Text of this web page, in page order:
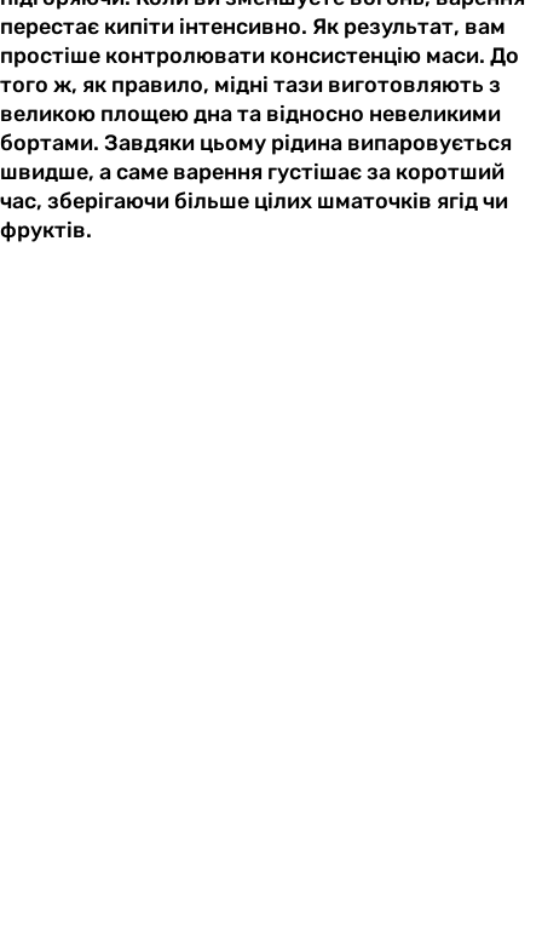
перестає кипіти інтенсивно. Як результат, вам
простіше контролювати консистенцію маси. До
того ж, як правило, мідні тази виготовляють з
великою площею дна та відносно невеликими
бортами. Завдяки цьому рідина випаровується
швидше, а саме варення густішає за коротший
час, зберігаючи більше цілих шматочків ягід чи
фруктів.